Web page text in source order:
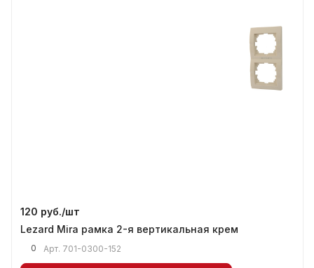
120 руб./шт
Lezard Mira рамка 2-я вертикальная крем
0 Арт. 701-0300-152